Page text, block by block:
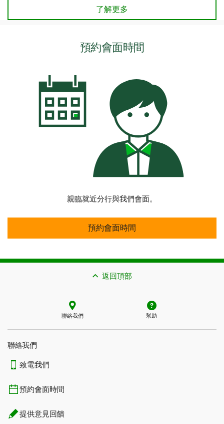
瀏覽我們的應屆畢業生中心
了解更多
預約會面時間
親臨就近分行與我們會面。
預約會面時間
返回頂部
聯絡我們 幫助
聯絡我們
致電我們
預約會面時間
提供意見回饋